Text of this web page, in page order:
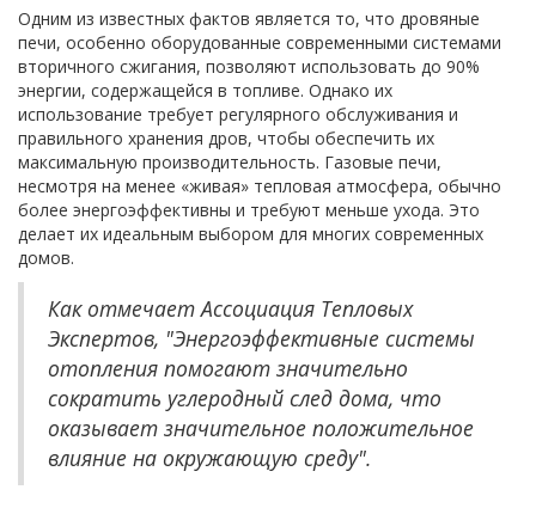
Одним из известных фактов является то, что дровяные
печи, особенно оборудованные современными системами
вторичного сжигания, позволяют использовать до 90%
энергии, содержащейся в топливе. Однако их
использование требует регулярного обслуживания и
правильного хранения дров, чтобы обеспечить их
максимальную производительность. Газовые печи,
несмотря на менее «живая» тепловая атмосфера, обычно
более энергоэффективны и требуют меньше ухода. Это
делает их идеальным выбором для многих современных
домов.
Как отмечает Ассоциация Тепловых
Экспертов, "Энергоэффективные системы
отопления помогают значительно
сократить углеродный след дома, что
оказывает значительное положительное
влияние на окружающую среду".